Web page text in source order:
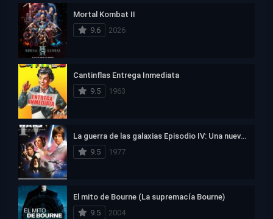
Mortal Kombat II
9.6
2026
Cantinflas Entrega Inmediata
9.5
1963
La guerra de las galaxias Episodio IV: Una nueva esperanza
9.5
1977
El mito de Bourne (La supremacía Bourne)
9.5
2004